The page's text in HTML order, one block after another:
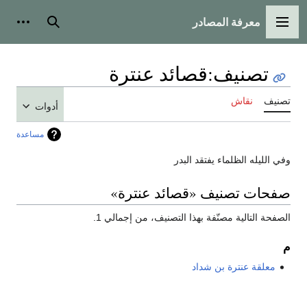
القائمة الرئيسية
معرفة المصادر بحث
تصنيف:قصائد عنترة
تصنيف نقاش أدوات
مساعدة
وفي الليله الظلماء يفتقد البدر
صفحات تصنيف «قصائد عنترة»
الصفحة التالية مصنّفة بهذا التصنيف، من إجمالي 1.
م
معلقة عنترة بن شداد